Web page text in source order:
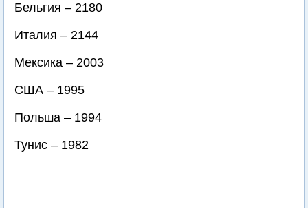
Бельгия – 2180
Италия – 2144
Мексика – 2003
США – 1995
Польша – 1994
Тунис – 1982